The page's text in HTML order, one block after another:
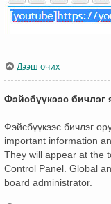
Дээш очих
Фэйсбүүкээс бичлэг
Фэйсбүүкээс бичлэг
important information
They will appear at the
Control Panel. Global
board administrator.